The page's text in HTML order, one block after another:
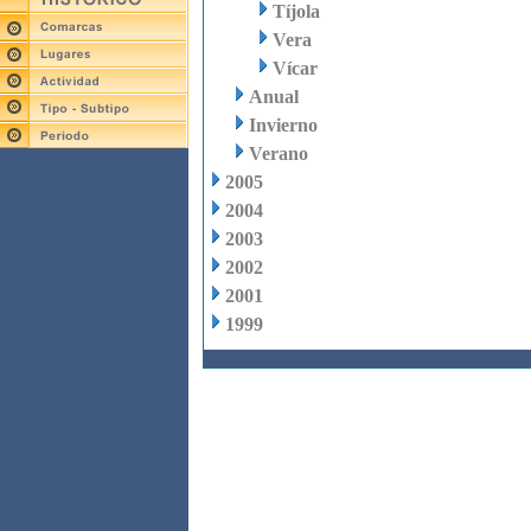
Tíjola
Vera
Vícar
Anual
Invierno
Verano
2005
2004
2003
2002
2001
1999